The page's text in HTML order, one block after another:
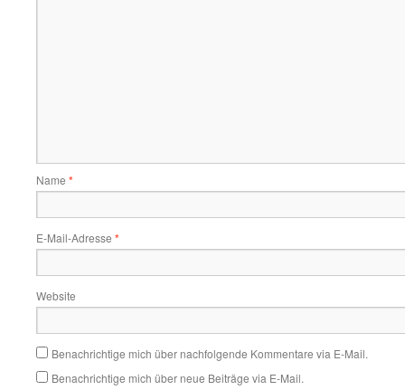
Name *
E-Mail-Adresse *
Website
Benachrichtige mich über nachfolgende Kommentare via E-Mail.
Benachrichtige mich über neue Beiträge via E-Mail.